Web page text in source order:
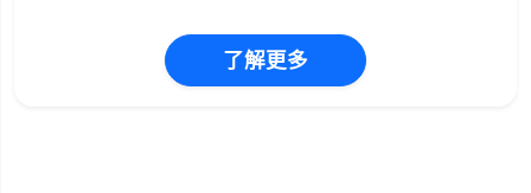
了解更多